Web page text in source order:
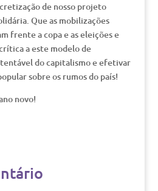
de nosso projeto
Que as mobilizações
frente a copa e as eleições e
a este modelo de
do capitalismo e efetivar
sobre os rumos do país!
novo!